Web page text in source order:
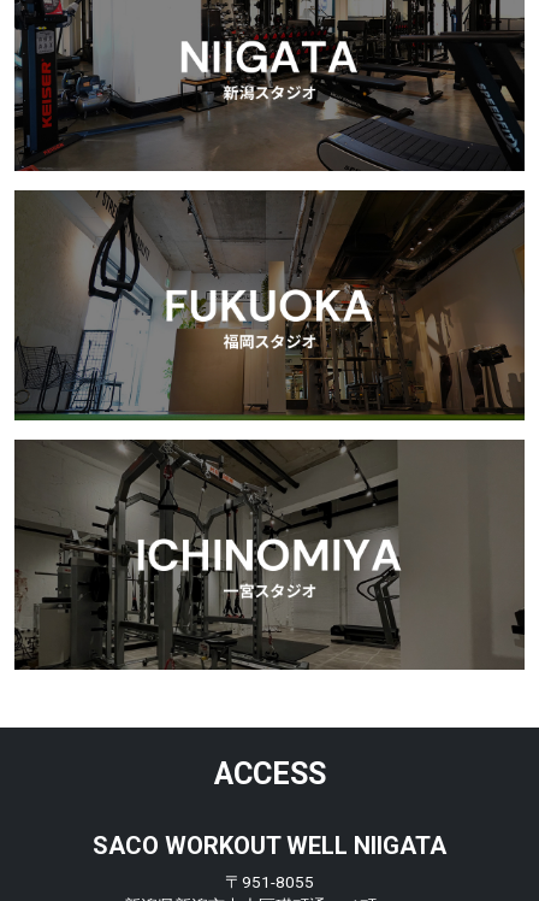
ACCESS
SACO WORKOUT WELL NIIGATA
〒951-8055